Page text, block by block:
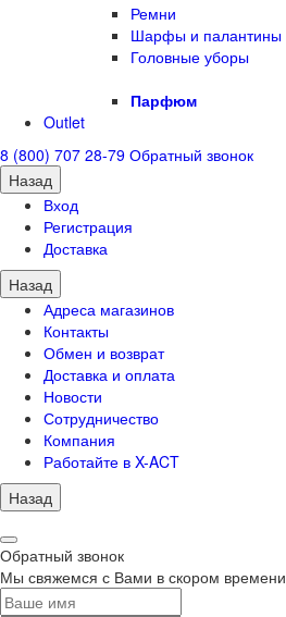
Ремни
Шарфы и палантины
Головные уборы
Парфюм
Outlet
8 (800) 707 28-79 Обратный звонок
Назад
Вход
Регистрация
Доставка
Назад
Адреса магазинов
Контакты
Обмен и возврат
Доставка и оплата
Новости
Сотрудничество
Компания
Работайте в X-ACT
Назад
Обратный звонок
Мы свяжемся с Вами в скором времени